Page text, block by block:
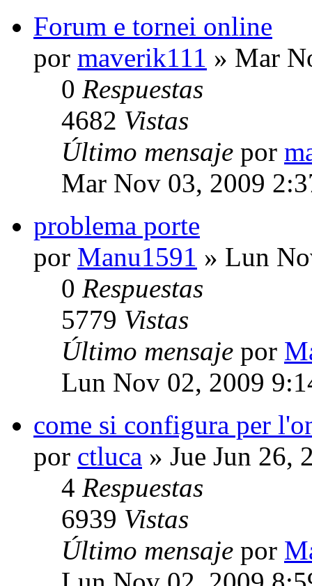
Forum e tornei online
por maverik111 » Mar
0 Respuestas
4682 Vistas
Último mensaje por
Mar Nov 03, 2009
problema porte
por Manu1591 » Lun
0 Respuestas
5779 Vistas
Último mensaje por
Lun Nov 02, 2009
come si configura per
por ctluca » Jue Jun 26,
4 Respuestas
6939 Vistas
Último mensaje por